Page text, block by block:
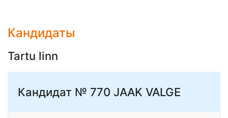
Кандидаты
Tartu linn
Кандидат № 770 JAAK VALGE